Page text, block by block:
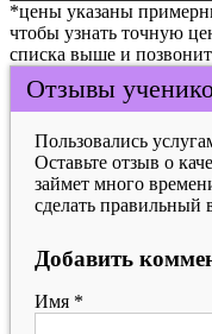
*цены указаны
чтобы узнать точную
списка выше и
Отзывы
Пользовались
Оставьте отзыв о
займет много
сделать правильный
Добавить
Имя *